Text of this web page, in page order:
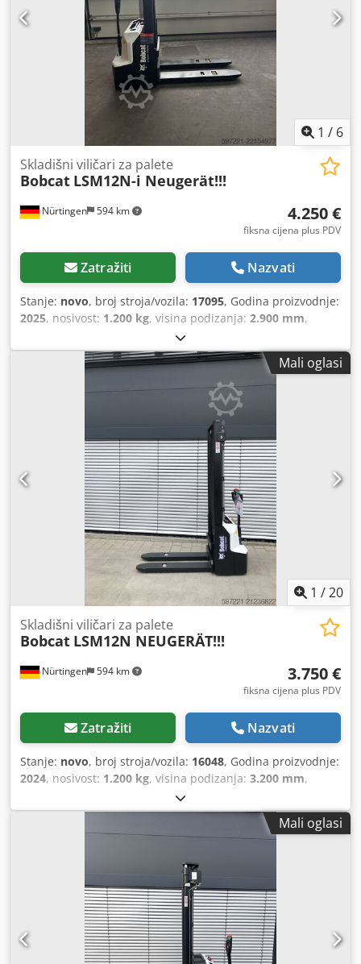
1 / 6
Nürtingen 594 km
Skladišni viličari za palete
Bobcat LSM12N-i Neugerät!!!
4.250 €
fiksna cijena plus PDV
Zatražiti Nazvati
Stanje: novo, broj stroja/vozila: 17095, Godina proizvodnje:
2025, nosivost: 1.200 kg, visina podizanja: 2.900 mm,
, vrsta goriva:
jarbola:simpleks, građevinska visina:1.970 mm, napon
24 V, duljina vilica:1.150 mm, ukupna masa:665
, 5180321 Serijski broj: OBWNR-000081 Podaci o bateriji:
24 V, 60 Ah Codpfx Aajzfd Dbomoha
Mali oglasi
1 /20
Nürtingen 594 km
Skladišni viličari za palete
Bobcat LSM12N NEUGERÄT!!!
3.750 €
fiksna cijena plus PDV
Zatražiti Nazvati
Stanje: novo, broj stroja/vozila: 16048, Godina proizvodnje:
2024, nosivost: 1.200 kg, visina podizanja: 3.200 mm,
, vrsta goriva:
jarbola:simpleks, građevinska visina:2.080 mm, napon
24 V, duljina vilica: , ukupna masa:576
Aamea Podaci o bateriji: 24 V, 60 Ah
Mali oglasi